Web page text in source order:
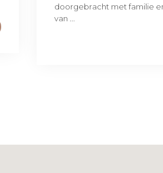
doorgebracht met familie
van ...